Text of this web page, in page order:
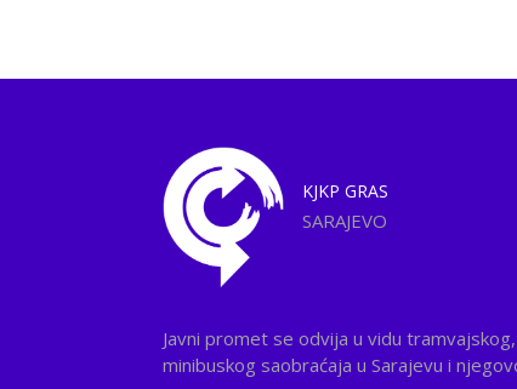
KJKP GRAS
SARAJEVO
Javni promet se odvija u vidu
minibuskog saobraćaja u Sarajevu i